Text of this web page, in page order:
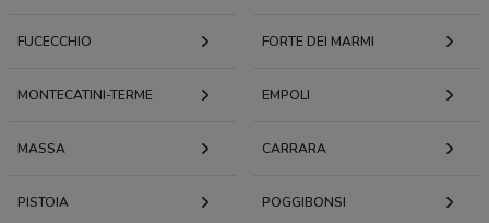
FUCECCHIO FORTE DEI MARMI
MONTECATINI-TERME EMPOLI
MASSA CARRARA
PISTOIA POGGIBONSI